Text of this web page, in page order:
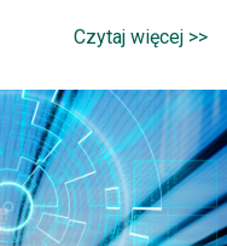
Czytaj więcej >>